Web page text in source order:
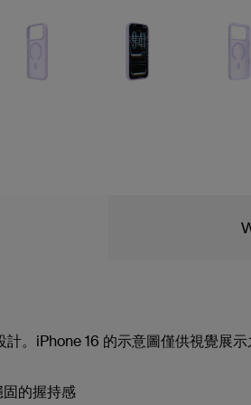
。iPhone 16 的示意圖僅供視覺展示
的握持感